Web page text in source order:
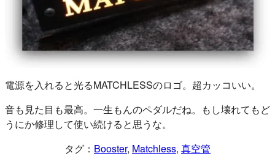
電源を入れると光るMATCHLESSのロゴ。超カッコいい。
音も見た目も最高。一生もんのペダルだね。もし壊れてもど
うにか修理して使い続けると思うな。
タグ： Booster, Matchless, 真空管